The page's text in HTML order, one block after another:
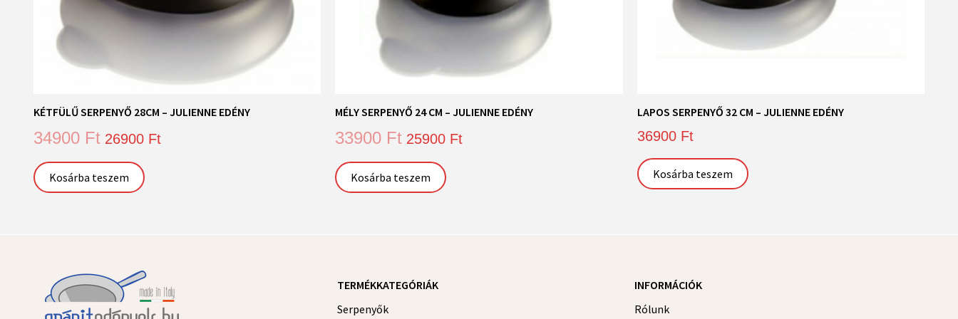
KÉTFÜLŰ SERPENYŐ 28CM – JULIENNE EDÉNY
34900 Ft 26900 Ft
Kosárba teszem
MÉLY SERPENYŐ 24 CM – JULIENNE EDÉNY
33900 Ft 25900 Ft
Kosárba teszem
LAPOS SERPENYŐ 32 CM – JULIENNE EDÉNY
36900 Ft
Kosárba teszem
TERMÉKKATEGÓRIÁK
Serpenyők
INFORMÁCIÓK
Rólunk